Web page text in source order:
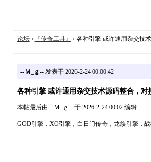
论坛› 『传奇工具』 › 各种引擎 或许通用杂交技
--Ｍ_ｇ--发表于 2026-2-24 00:00:42
各种引擎 或许通用杂交技术源码整合，
本帖最后由 --Ｍ_ｇ-- 于 2026-2-24 00:02 编辑
GOD引擎，XO引擎，白日门传奇，龙族引擎，